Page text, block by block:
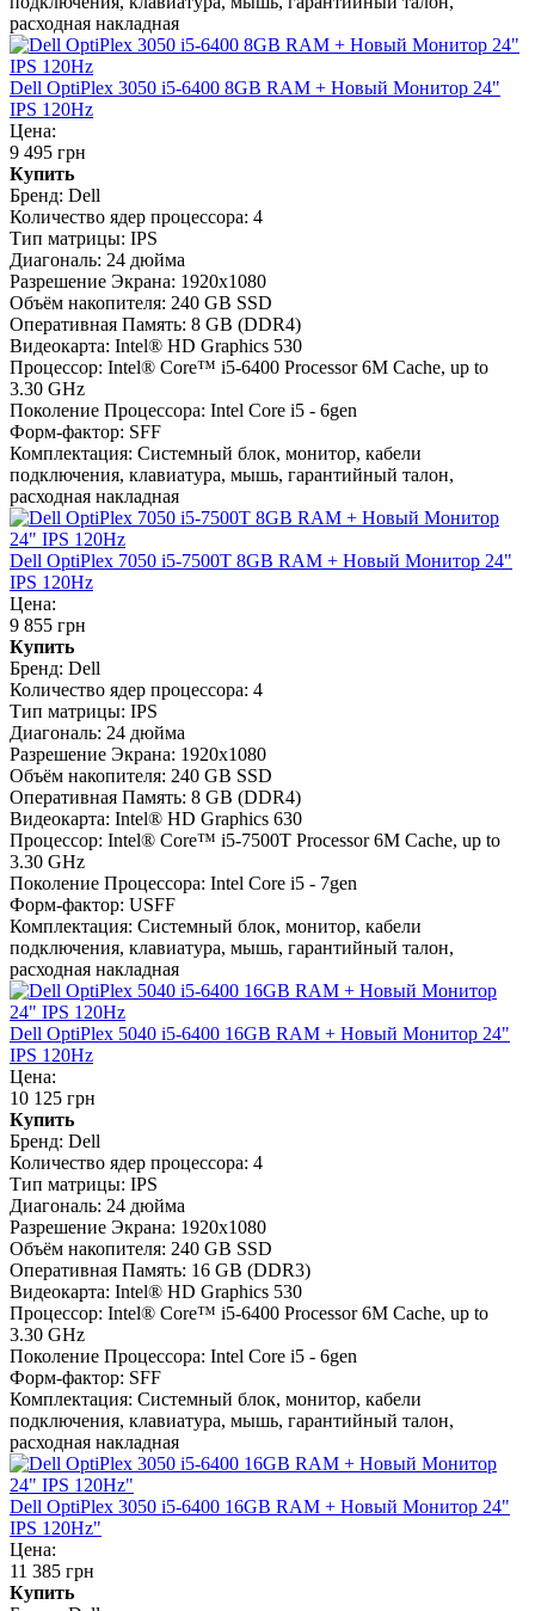
расходная накладная
Dell OptiPlex 3050 i5-6400 8GB RAM + Новый Монитор 24"
IPS 120Hz
Цена:
9 495 грн
Купить
Бренд: Dell
Количество ядер процессора: 4
Тип матрицы: IPS
Диагональ: 24 дюйма
Разрешение Экрана: 1920x1080
Объём накопителя: 240 GB SSD
Оперативная Память: 8 GB (DDR4)
Видеокарта: Intel® HD Graphics 530
Процессор: Intel® Core™ i5-6400 Processor 6M Cache, up to
3.30 GHz
Поколение Процессора: Intel Core i5 - 6gen
Форм-фактор: SFF
Комплектация: Системный блок, монитор, кабели
подключения, клавиатура, мышь, гарантийный талон,
расходная накладная
Dell OptiPlex 7050 i5-7500T 8GB RAM + Новый Монитор 24"
IPS 120Hz
Цена:
9 855 грн
Купить
Бренд: Dell
Количество ядер процессора: 4
Тип матрицы: IPS
Диагональ: 24 дюйма
Разрешение Экрана: 1920x1080
Объём накопителя: 240 GB SSD
Оперативная Память: 8 GB (DDR4)
Видеокарта: Intel® HD Graphics 630
Процессор: Intel® Core™ i5-7500T Processor 6M Cache, up to
3.30 GHz
Поколение Процессора: Intel Core i5 - 7gen
Форм-фактор: USFF
Комплектация: Системный блок, монитор, кабели
подключения, клавиатура, мышь, гарантийный талон,
расходная накладная
Dell OptiPlex 5040 i5-6400 16GB RAM + Новый Монитор 24"
IPS 120Hz
Цена:
10 125 грн
Купить
Бренд: Dell
Количество ядер процессора: 4
Тип матрицы: IPS
Диагональ: 24 дюйма
Разрешение Экрана: 1920x1080
Объём накопителя: 240 GB SSD
Оперативная Память: 16 GB (DDR3)
Видеокарта: Intel® HD Graphics 530
Процессор: Intel® Core™ i5-6400 Processor 6M Cache, up to
3.30 GHz
Поколение Процессора: Intel Core i5 - 6gen
Форм-фактор: SFF
Комплектация: Системный блок, монитор, кабели
подключения, клавиатура, мышь, гарантийный талон,
расходная накладная
Dell OptiPlex 3050 i5-6400 16GB RAM + Новый Монитор 24"
IPS 120Hz"
Цена:
11 385 грн
Купить